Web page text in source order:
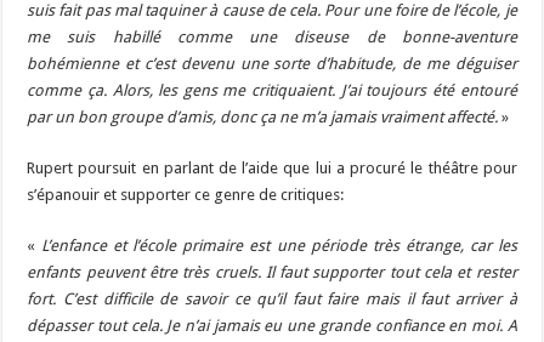
suis fait pas mal taquiner à cause de cela. Pour une foire de l’école, je
me suis habillé comme une diseuse de bonne-aventure
bohémienne et c’est devenu une sorte d’habitude, de me déguiser
comme ça. Alors, les gens me critiquaient. J’ai toujours été entouré
par un bon groupe d’amis, donc ça ne m’a jamais vraiment affecté. »
Rupert poursuit en parlant de l’aide que lui a procuré le théâtre pour
s’épanouir et supporter ce genre de critiques:
« L’enfance et l’école primaire est une période très étrange, car les
enfants peuvent être très cruels. Il faut supporter tout cela et rester
fort. C’est difficile de savoir ce qu’il faut faire mais il faut arriver à
dépasser tout cela. Je n’ai jamais eu une grande confiance en moi. A